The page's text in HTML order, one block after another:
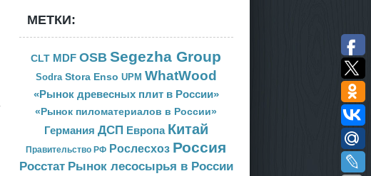
МЕТКИ:
CLT MDF OSB Segezha Group
Sodra Stora Enso UPM WhatWood
«Рынок древесных плит в России»
«Рынок пиломатериалов в России»
Германия ДСП Европа Китай
Правительство РФ Рослесхоз Россия
Росстат Рынок лесосырья в России